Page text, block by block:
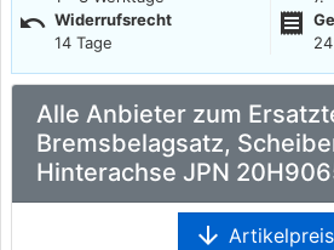
undo Widerrufsrecht
14 Tage
receipt
Alle Anbieter zum
Bremsbelagsatz,
Hinterachse JPN
arrow_downward Artikelpreis